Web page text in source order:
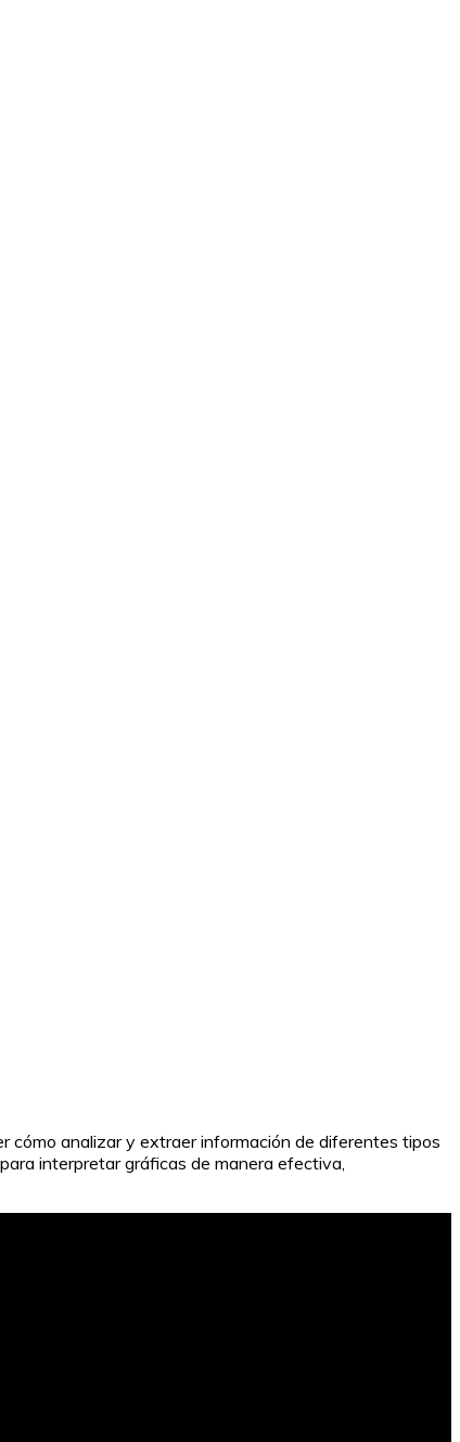
cómo analizar y extraer información de diferentes tipos
interpretar gráficas de manera efectiva,